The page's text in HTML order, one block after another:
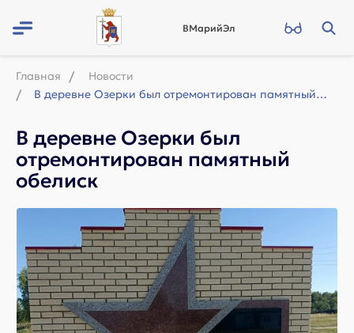
ВМарийЭл
Главная
Новости
В деревне Озерки был отремонтирован памятный обелиск
В деревне Озерки был
отремонтирован памятный
обелиск